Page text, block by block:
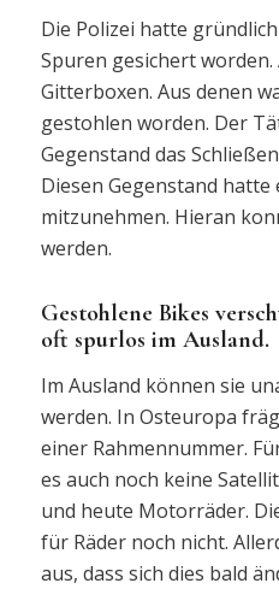
Die Polizei hatte
Spuren gesichert worden.
Gitterboxen. Aus denen
gestohlen worden. Der
Gegenstand das
Diesen Gegenstand hatte
mitzunehmen. Hieran
werden.
Gestohlene Bikes
oft spurlos im Ausland.
Im Ausland können sie
werden. In Osteuropa
einer Rahmennummer.
es auch noch keine
und heute Motorräder.
für Räder noch nicht.
aus, dass sich dies bald